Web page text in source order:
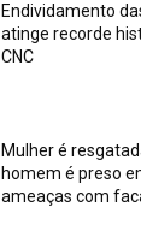
Endividamento
atinge recorde
CNC
Mulher é
homem é preso
ameaças com